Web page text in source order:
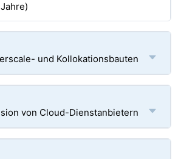
und Kollokationsbauten
von Cloud-Dienstanbietern